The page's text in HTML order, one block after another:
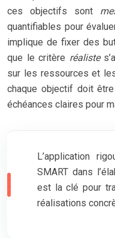
ces objectifs sont
quantifiables pour
implique de fixer des
que le critère réaliste
sur les ressources et
chaque objectif doit être
échéances claires pour
L’application
SMART dans
est la clé pour
réalisations